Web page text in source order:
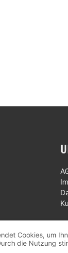
Cookies, um
die Nutzung